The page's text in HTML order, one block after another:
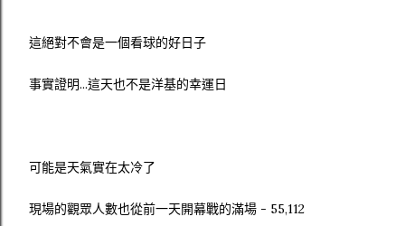
這絕對不會是一個看球的好日子
事實證明...這天也不是洋基的幸運日
可能是天氣實在太冷了
現場的觀眾人數也從前一天開幕戰的滿場 - 55,112